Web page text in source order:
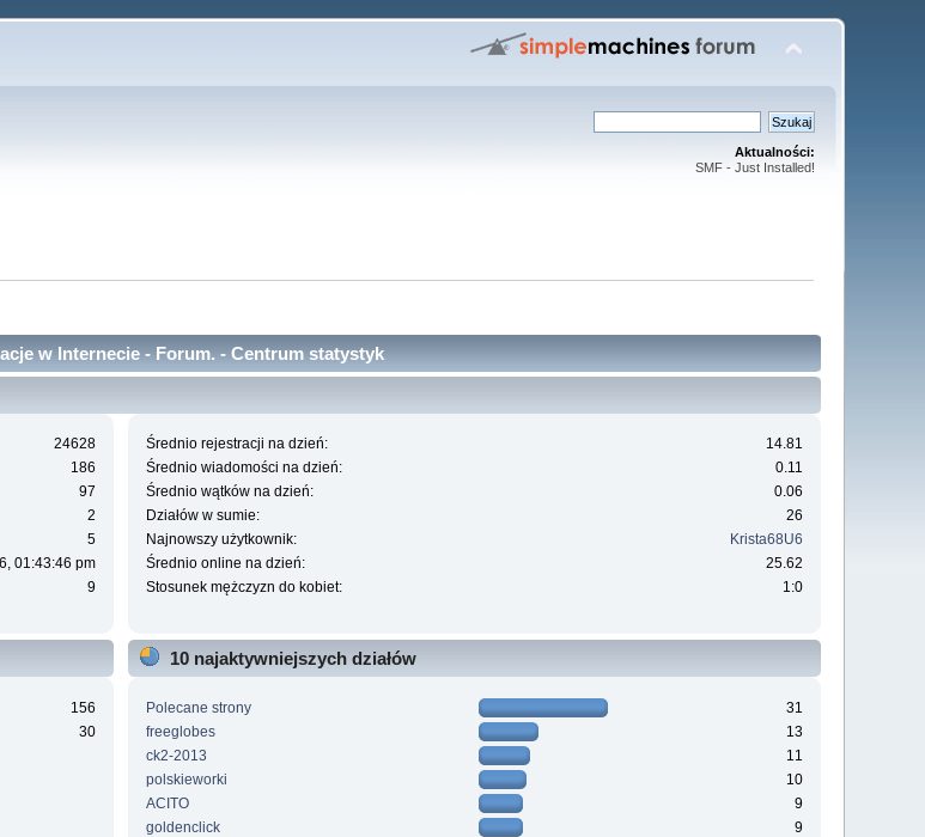
Aktualności:
SMF - Just Installed!
w Internecie - Forum. - Centrum statystyk
24628
186
97
2
5
01:43:46 pm
9
Średnio rejestracji na dzień:
14.81
Średnio wiadomości na dzień:
0.11
Średnio wątków na dzień:
0.06
Działów w sumie:
26
Najnowszy użytkownik:
Krista68U6
Średnio online na dzień:
25.62
Stosunek mężczyzn do kobiet:
1:0
156
30
10 najaktywniejszych działów
Polecane strony
31
freeglobes
13
ck2-2013
11
polskieworki
10
ACITO
9
goldenclick
9